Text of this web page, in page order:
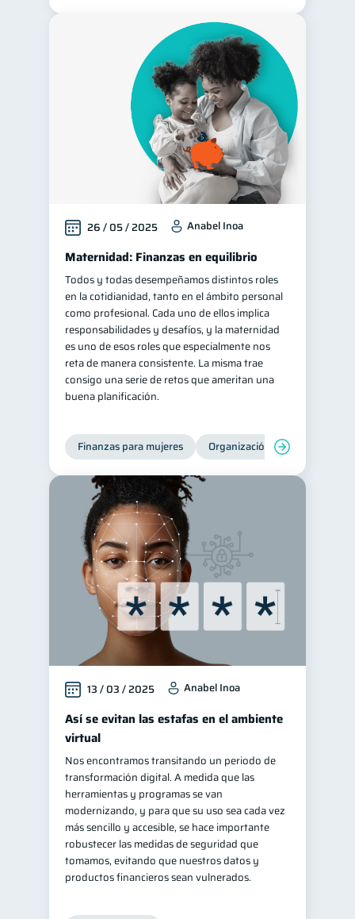
26 / 05 / 2025 Anabel Inoa
Maternidad: Finanzas en equilibrio
Todos y todas desempeñamos distintos roles
en la cotidianidad, tanto en el ámbito personal
como profesional. Cada uno de ellos implica
responsabilidades y desafíos, y la maternidad
es uno de esos roles que especialmente nos
reta de manera consistente. La misma trae
consigo una serie de retos que ameritan una
buena planificación.
Finanzas para mujeres Organización Financiera
13 / 03 / 2025 Anabel Inoa
Así se evitan las estafas en el ambiente
virtual
Nos encontramos transitando un periodo de
transformación digital. A medida que las
herramientas y programas se van
modernizando, y para que su uso sea cada vez
más sencillo y accesible, se hace importante
robustecer las medidas de seguridad que
tomamos, evitando que nuestros datos y
productos financieros sean vulnerados.